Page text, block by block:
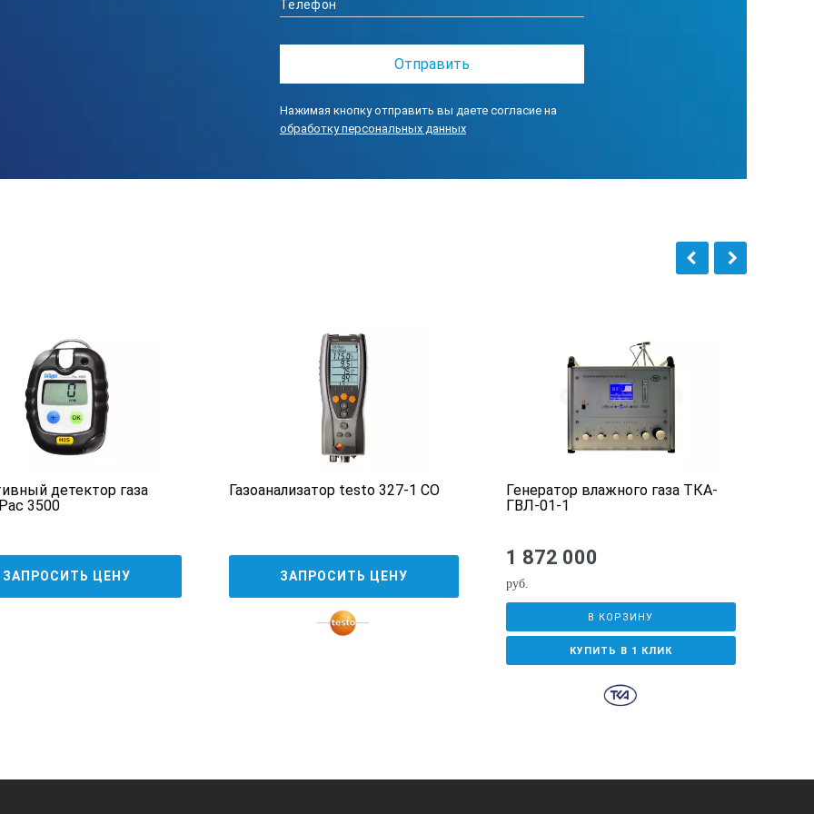
Нажимая кнопку отправить вы даете согласие на
обработку персональных данных
детектор газа
3500
ЗАПРОСИТЬ ЦЕНУ
Газоанализатор testo 327-1 CO
ЗАПРОСИТЬ ЦЕНУ
Генератор влажного газа ТКА-
ГВЛ-01-1
1 872 000
руб.
В КОРЗИНУ
КУПИТЬ В 1 КЛИК